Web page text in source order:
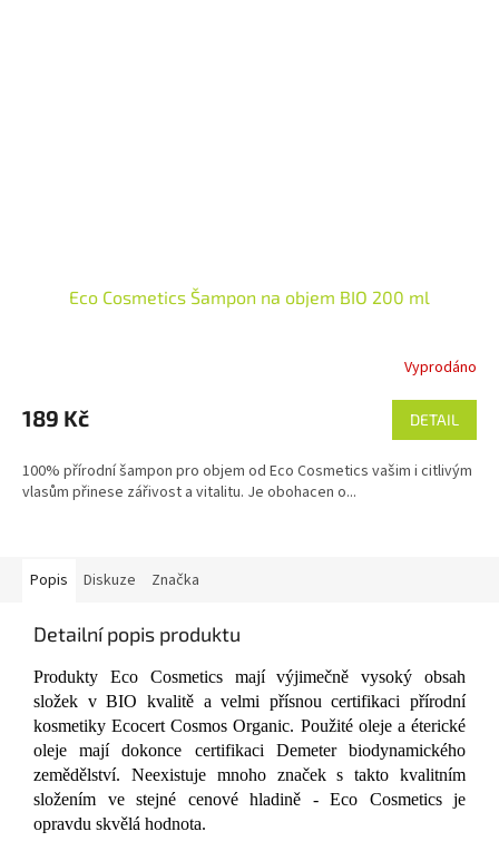
Eco Cosmetics Šampon na objem BIO 200 ml
produktu
je
z
5
Vyprodáno
189 Kč DETAIL
100% přírodní šampon pro objem od Eco Cosmetics vašim i citlivým
vlasům přinese zářivost a vitalitu. Je obohacen o...
Popis Diskuze Značka
Detailní popis produktu
Produkty Eco Cosmetics mají výjimečně vysoký obsah
složek v BIO kvalitě a velmi přísnou certifikaci přírodní
kosmetiky Ecocert Cosmos Organic. Použité oleje a éterické
oleje mají dokonce certifikaci Demeter biodynamického
zemědělství. Neexistuje mnoho značek s takto kvalitním
složením ve stejné cenové hladině - Eco Cosmetics je
opravdu skvělá hodnota.